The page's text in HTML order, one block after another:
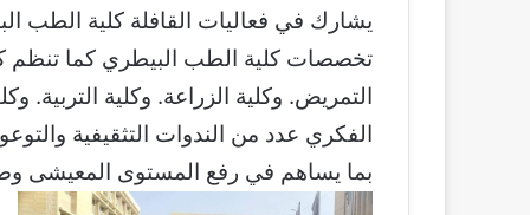
تخصصات كلية الطب البيطري كما تنظم
التمريض. وكلية الزراعة. وكلية التربية.
الفكري عدد من الندوات التثقيفية
بما يساهم في رفع المستوى المعيشى